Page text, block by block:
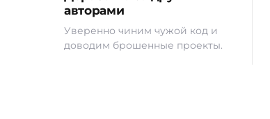
авторами
Уверенно чиним чужой код и
доводим брошенные проекты.